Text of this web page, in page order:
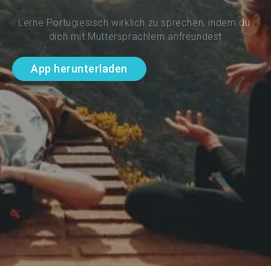
Lerne Portugiesisch wirklich zu sprechen, indem du
dich mit Muttersprachlern anfreundest
App herunterladen